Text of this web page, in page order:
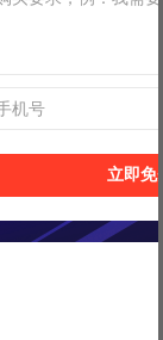
立即免